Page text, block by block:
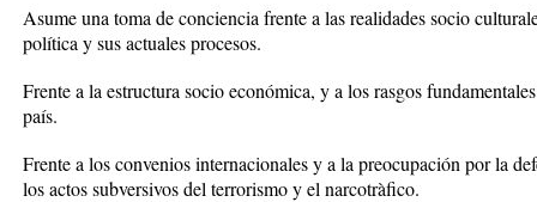
Asume una toma de conciencia frente a las realidades socio
política y sus actuales procesos.
Frente a la estructura socio económica, y a los rasgos
país.
Frente a los convenios internacionales y a la preocupación por la
los actos subversivos del terrorismo y el narcotràfico.